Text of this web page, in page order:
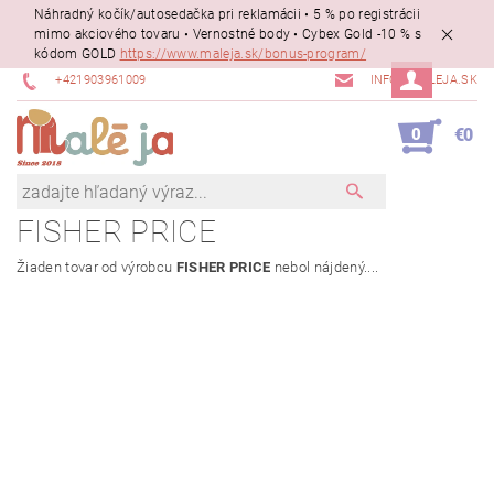
Náhradný kočík/autosedačka pri reklamácii • 5 % po registrácii
mimo akciového tovaru • Vernostné body • Cybex Gold -10 % s
kódom GOLD https://www.maleja.sk/bonus-program/
+421903961009 INFO@MALEJA.SK
0 €0
FISHER PRICE
Žiaden tovar od výrobcu FISHER PRICE nebol nájdený....